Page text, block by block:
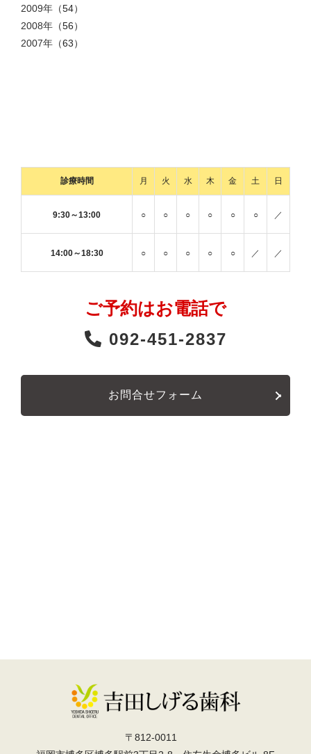
2009年 （54）
2008年 （56）
2007年 （63）
診療時間 月 火 水 木 金 土 日
9:30～13:00 ○ ○ ○ ○ ○ ○ ／
14:00～18:30 ○ ○ ○ ○ ○ ／ ／
ご予約はお電話で
092-451-2837
お問合せフォーム
〒812-0011